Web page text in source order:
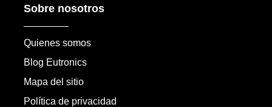
Sobre nosotros
Quienes somos
Blog Eutronics
Mapa del sitio
Política de privacidad